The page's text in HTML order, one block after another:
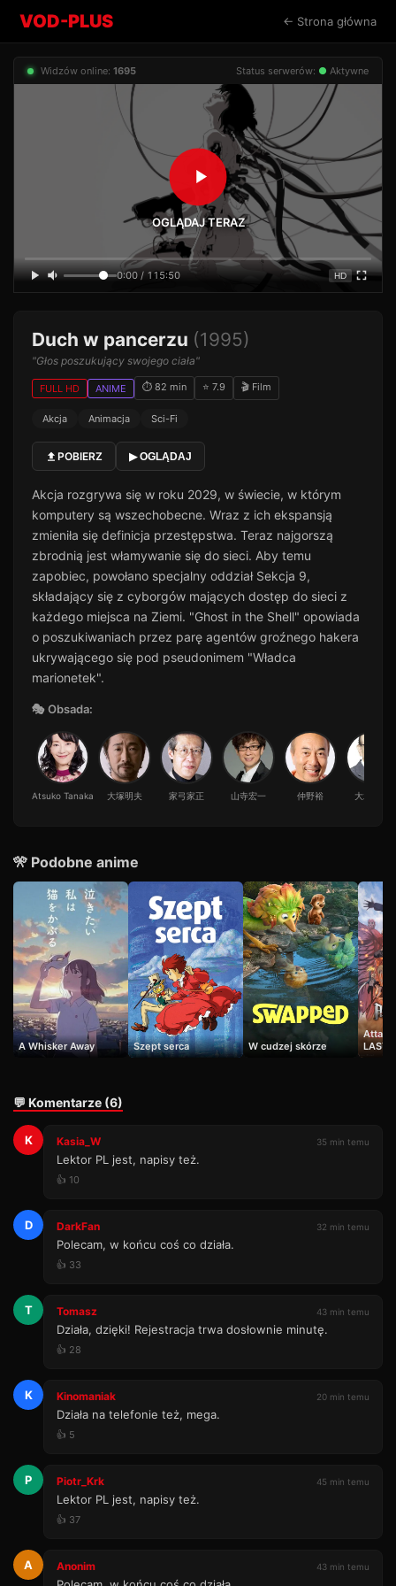
VOD-PLUS ← Strona główna
Widzów online: 1695 Status serwerów: ● Aktywne
OGLĄDAJ TERAZ
0:00 / 115:50 HD
Duch w pancerzu (1995)
"Głos poszukujący swojego ciała"
FULL HD ANIME ⏱ 82 min ⭐ 7.9 🎬 Film
Akcja Animacja Sci-Fi
POBIERZ ▶ OGLĄDAJ
Akcja rozgrywa się w roku 2029, w świecie, w którym
komputery są wszechobecne. Wraz z ich ekspansją
zmieniła się definicja przestępstwa. Teraz najgorszą
zbrodnią jest włamywanie się do sieci. Aby temu
zapobiec, powołano specjalny oddział Sekcja 9,
składający się z cyborgów mających dostęp do sieci z
każdego miejsca na Ziemi. "Ghost in the Shell" opowiada
o poszukiwaniach przez parę agentów groźnego hakera
ukrywającego się pod pseudonimem "Władca
marionetek".
🎭 Obsada:
Atsuko Tanaka 大塚明夫 家弓家正 山寺宏一 仲野裕 大木民夫
🎌 Podobne anime
A Whisker Away Szept serca W cudzej skórze
Attack
LAST
💬 Komentarze (6)
K Kasia_W 35 min temu
Lektor PL jest, napisy też.
👍 10
D DarkFan 32 min temu
Polecam, w końcu coś co działa.
👍 33
T Tomasz 43 min temu
Działa, dzięki! Rejestracja trwa dosłownie minutę.
👍 28
K Kinomaniak 20 min temu
Działa na telefonie też, mega.
👍 5
P Piotr_Krk 45 min temu
Lektor PL jest, napisy też.
👍 37
A Anonim 43 min temu